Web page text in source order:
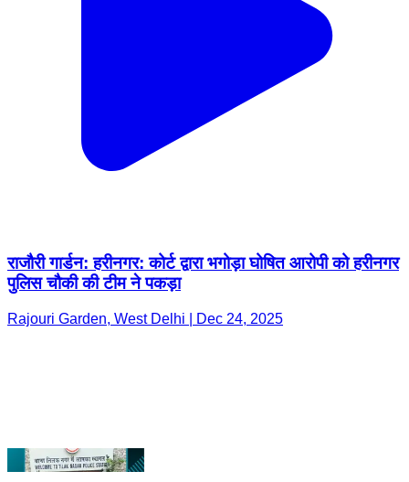
राजौरी गार्डन: हरीनगर: कोर्ट द्वारा भगोड़ा घोषित आरोपी को हरीनगर
पुलिस चौकी की टीम ने पकड़ा